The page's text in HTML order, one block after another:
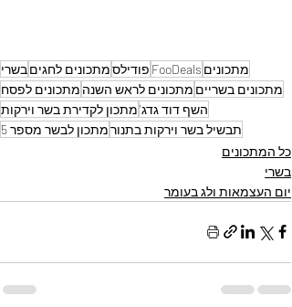
מתכונים FooDeals פודילסמתכונים לחגיםבשרי
מתכונים בשריים מתכונים לראש השנה מתכונים לפסח
השף דוד גדג'מתכון לקדירת בשר וירקות
תבשיל בשר וירקות בתנורמתכון לבשר מספר 5
כל המתכונים
בשרי
יום העצמאות ולג בעומר